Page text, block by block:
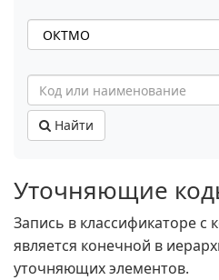
Найти
Уточняющие
Запись в классификаторе с
является конечной в
уточняющих элементов.